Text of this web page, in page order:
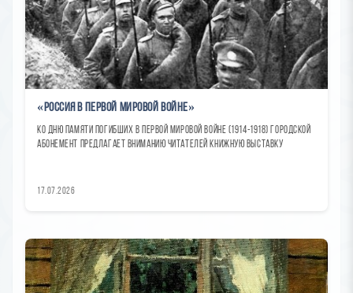
«Россия в Первой мировой войне»
Ко Дню памяти погибших в Первой мировой войне (1914-1918) городской
абонемент предлагает вниманию читателей книжную выставку
17.07.2026